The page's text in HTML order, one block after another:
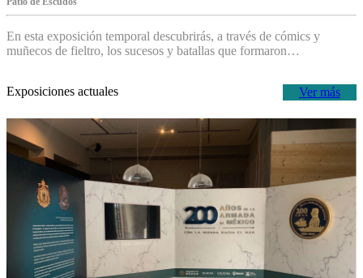
En esta exposición temporal descubrirás, a través de cómics y
muñecos de fieltro, los sucesos y batallas que formaron…
Ver más
Exposiciones actuales